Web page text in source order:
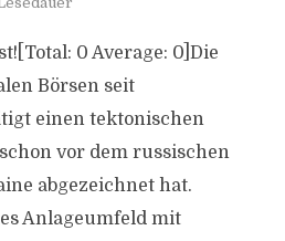
0 Average: 0]Die
Börsen seit
einen tektonischen
vor dem russischen
abgezeichnet hat.
Anlageumfeld mit